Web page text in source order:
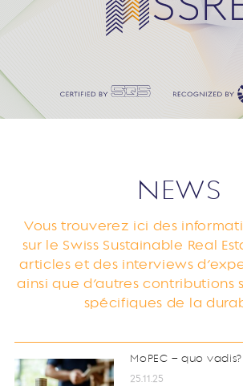
NEWS
Vous trouverez ici des
sur le Swiss Sustainable Real
articles et des interviews
ainsi que d’autres contributions
spécifiques de la
MoPEC – quo vadis?
25.11.25